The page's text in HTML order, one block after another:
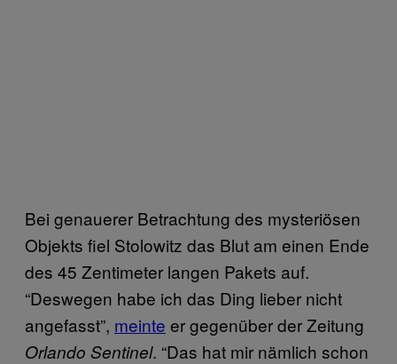
Bei genauerer Betrachtung des mysteriösen
Objekts fiel Stolowitz das Blut am einen Ende
des 45 Zentimeter langen Pakets auf.
“Deswegen habe ich das Ding lieber nicht
angefasst”, meinte er gegenüber der Zeitung
Orlando Sentinel. “Das hat mir nämlich schon